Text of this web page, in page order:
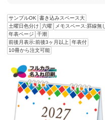
サンプルOK
書き込みスペース大
土曜日色分け
六曜
メモスペース:罫線無し
年表ページ
干潮
前後月表示:前後3ヶ月以上
年表付
10冊から注文可能